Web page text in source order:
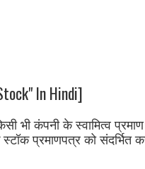
In Hindi]
भी कंपनी के स्वामित्व
प्रमाणपत्र को संदर्भित